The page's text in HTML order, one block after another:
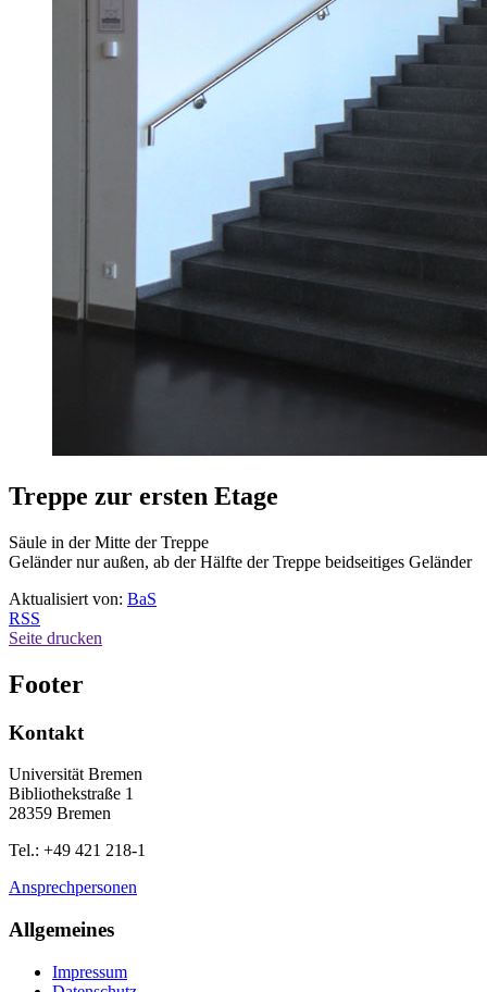
Treppe zur ersten Etage
Säule in der Mitte der Treppe
Geländer nur außen, ab der Hälfte der Treppe beidseitiges Geländer
Aktualisiert von: BaS
RSS
Seite drucken
Footer
Kontakt
Universität Bremen
Bibliothekstraße 1
28359 Bremen
Tel.: +49 421 218-1
Ansprechpersonen
Allgemeines
Impressum